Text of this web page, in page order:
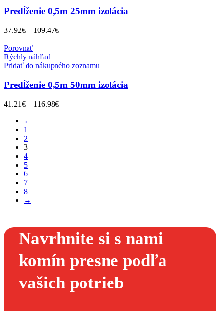
Predĺženie 0,5m 25mm izolácia
37.92€ – 109.47€
Porovnať
Rýchly náhľad
Pridať do nákupného zoznamu
Predĺženie 0,5m 50mm izolácia
41.21€ – 116.98€
←
1
2
3
4
5
6
7
8
→
Navrhnite si s nami
komín presne podľa
vašich potrieb